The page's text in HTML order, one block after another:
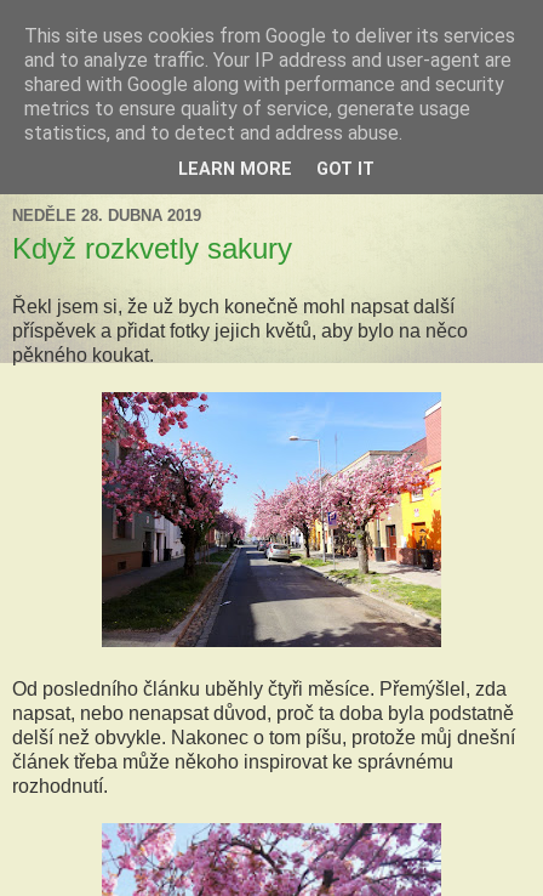
Tillandsia za okny
Tillandsie a další zelená havěť která s námi může žít v bytě,
k našim velkým radostem, nebo také starostem.
NEDĚLE 28. DUBNA 2019
Když rozkvetly sakury
Řekl jsem si, že už bych konečně mohl napsat další
příspěvek a přidat fotky jejich květů, aby bylo na něco
pěkného koukat.
Od posledního článku uběhly čtyři měsíce. Přemýšlel, zda
napsat, nebo nenapsat důvod, proč ta doba byla podstatně
delší než obvykle. Nakonec o tom píšu, protože můj dnešní
článek třeba může někoho inspirovat ke správnému
rozhodnutí.
This site uses cookies from Google to deliver its services
and to analyze traffic. Your IP address and user-agent are
shared with Google along with performance and security
metrics to ensure quality of service, generate usage
statistics, and to detect and address abuse.
LEARN MORE GOT IT